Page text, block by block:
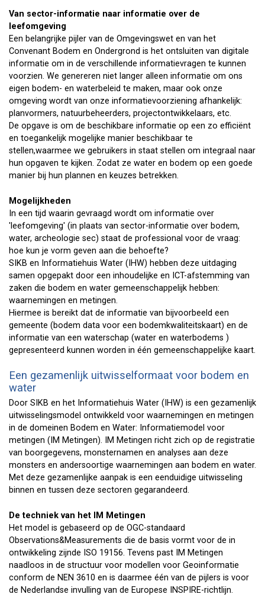
Van sector-informatie naar informatie over de
leefomgeving
Een belangrijke pijler van de Omgevingswet en van het
Convenant Bodem en Ondergrond is het ontsluiten van digitale
informatie om in de verschillende informatievragen te kunnen
voorzien. We genereren niet langer alleen informatie om ons
eigen bodem- en waterbeleid te maken, maar ook onze
omgeving wordt van onze informatievoorziening afhankelijk:
planvormers, natuurbeheerders, projectontwikkelaars, etc.
De opgave is om de beschikbare informatie op een zo efficiënt
en toegankelijk mogelijke manier beschikbaar te
stellen,waarmee we gebruikers in staat stellen om integraal naar
hun opgaven te kijken. Zodat ze water en bodem op een goede
manier bij hun plannen en keuzes betrekken.
Mogelijkheden
In een tijd waarin gevraagd wordt om informatie over
'leefomgeving' (in plaats van sector-informatie over bodem,
water, archeologie sec) staat de professional voor de vraag:
hoe kun je vorm geven aan die behoefte?
SIKB en Informatiehuis Water (IHW) hebben deze uitdaging
samen opgepakt door een inhoudelijke en ICT-afstemming van
zaken die bodem en water gemeenschappelijk hebben:
waarnemingen en metingen.
Hiermee is bereikt dat de informatie van bijvoorbeeld een
gemeente (bodem data voor een bodemkwaliteitskaart) en de
informatie van een waterschap (water en waterbodems )
gepresenteerd kunnen worden in één gemeenschappelijke kaart.
Een gezamenlijk uitwisselformaat voor bodem en
water
Door SIKB en het Informatiehuis Water (IHW) is een gezamenlijk
uitwisselingsmodel ontwikkeld voor waarnemingen en metingen
in de domeinen Bodem en Water: Informatiemodel voor
metingen (IM Metingen). IM Metingen richt zich op de registratie
van boorgegevens, monsternamen en analyses aan deze
monsters en andersoortige waarnemingen aan bodem en water.
Met deze gezamenlijke aanpak is een eenduidige uitwisseling
binnen en tussen deze sectoren gegarandeerd.
De techniek van het IM Metingen
Het model is gebaseerd op de OGC-standaard
Observations&Measurements die de basis vormt voor de in
ontwikkeling zijnde ISO 19156. Tevens past IM Metingen
naadloos in de structuur voor modellen voor Geoinformatie
conform de NEN 3610 en is daarmee één van de pijlers is voor
de Nederlandse invulling van de Europese INSPIRE-richtlijn.